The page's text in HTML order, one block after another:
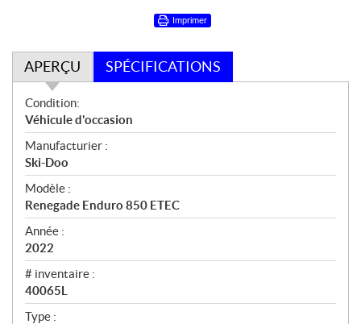
Imprimer
APERÇU SPÉCIFICATIONS
A
p
e
r
ç
u
Condition:
Véhicule d'occasion
Manufacturier :
Ski-Doo
Modèle :
Renegade Enduro 850 ETEC
Année :
2022
# inventaire :
40065L
Type :